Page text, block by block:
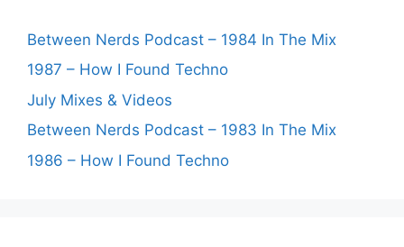
Between Nerds Podcast – 1984 In The Mix
1987 – How I Found Techno
July Mixes & Videos
Between Nerds Podcast – 1983 In The Mix
1986 – How I Found Techno